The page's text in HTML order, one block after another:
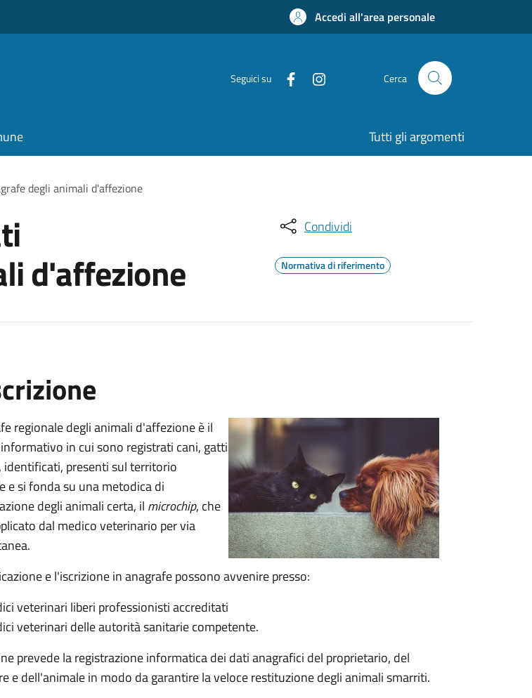
Accedi all'area personale
Seguici su Cerca
Tutti gli argomenti
degli animali d'affezione
d'affezione
Condividi
Normativa di riferimento
regionale degli animali d'affezione è il
in cui sono registrati cani, gatti
identificati, presenti sul territorio
e si fonda su una metodica di
degli animali certa, il microchip, che
dal medico veterinario per via
e l'iscrizione in anagrafe possono avvenire presso:
veterinari liberi professionisti accreditati
veterinari delle autorità sanitarie competente.
prevede la registrazione informatica dei dati anagrafici del proprietario, del
e dell'animale in modo da garantire la veloce restituzione degli animali smarriti.